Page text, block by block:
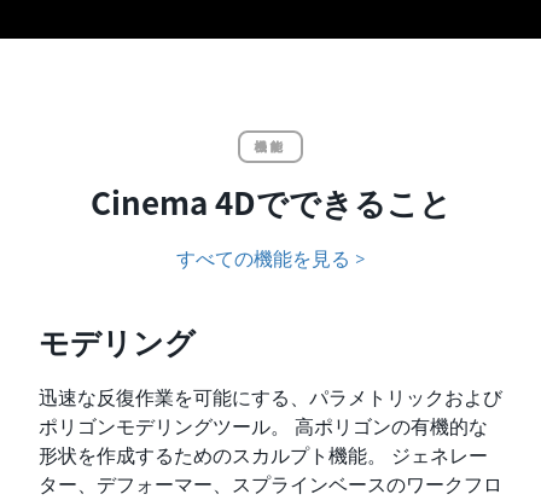
機能
Cinema 4Dでできること
すべての機能を見る >
モデリング
迅速な反復作業を可能にする、パラメトリックおよび
ポリゴンモデリングツール。 高ポリゴンの有機的な
形状を作成するためのスカルプト機能。 ジェネレー
ター、デフォーマー、スプラインベースのワークフロ